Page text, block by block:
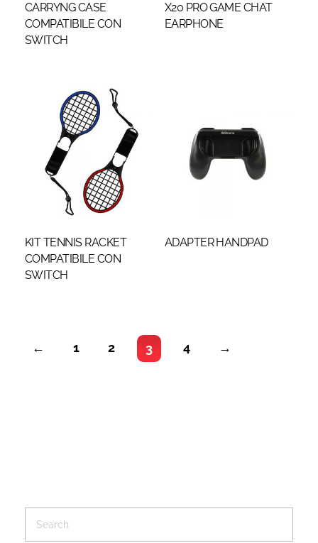
CARRYNG CASE
COMPATIBILE CON
SWITCH
X20 PRO GAME CHAT
EARPHONE
KIT TENNIS RACKET
COMPATIBILE CON
SWITCH
ADAPTER HANDPAD
← 1 2 3 4 →